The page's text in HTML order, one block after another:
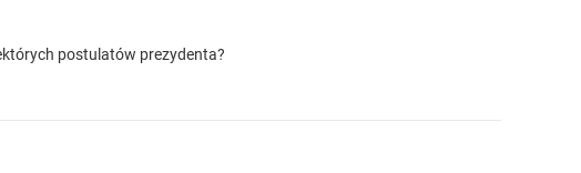
postulatów prezydenta?